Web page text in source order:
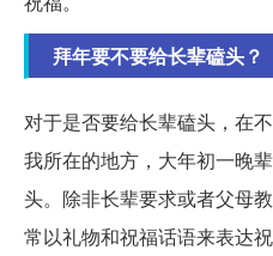
拜年要不要给长辈磕头？
对于是否要给长辈磕头，在
我所在的地方，大年初一晚
头。除非长辈要求或者父母
常以礼物和祝福话语来表达祝